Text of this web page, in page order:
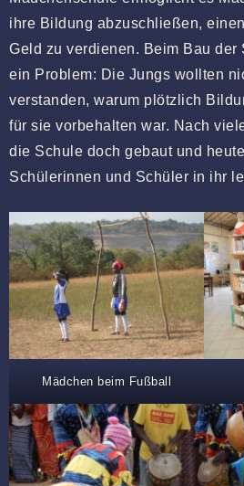
ihre Bildung abzuschließen,
Geld zu verdienen. Beim Bau der
ein Problem: Die Jungs wollten
verstanden, warum plötzlich
für sie vorbehalten war. Nach
die Schule doch gebaut und
Schülerinnen und Schüler in ihr
Mädchen beim Fußball